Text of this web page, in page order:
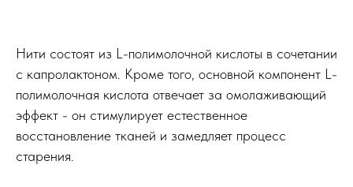
Нити состоят из L-полимолочной кислоты в сочетании
с капролактоном. Кроме того, основной компонент L-
полимолочная кислота отвечает за омолаживающий
эффект - он стимулирует естественное
восстановление тканей и замедляет процесс
старения.